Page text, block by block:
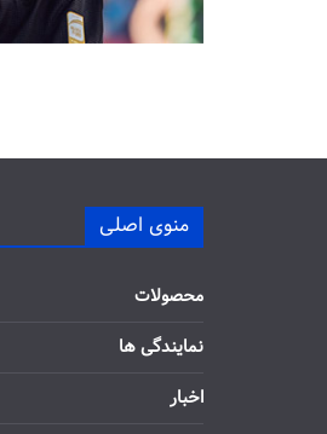
منوی اصلی
محصولات
نمایندگی ها
اخبار